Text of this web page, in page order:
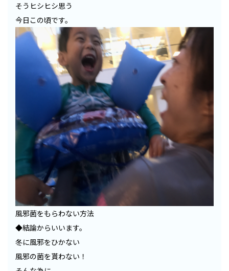
そうヒシヒシ思う
今日この頃です。
風邪菌をもらわない方法
◆結論からいいます。
冬に風邪をひかない
風邪の菌を貰わない！